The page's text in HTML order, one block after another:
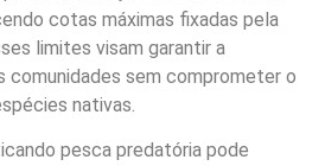
cotas máximas fixadas pela
limites visam garantir a
comunidades sem comprometer o
nativas.
pesca predatória pode